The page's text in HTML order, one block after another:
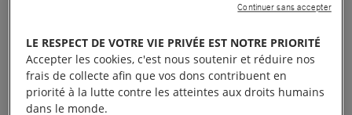
LE RESPECT DE VOTRE VIE PRIVÉE EST NOTRE PRIORITÉ
Accepter les cookies, c'est nous soutenir et réduire nos
frais de collecte afin que vos dons contribuent en
priorité à la lutte contre les atteintes aux droits humains
dans le monde.
Continuer sans accepter